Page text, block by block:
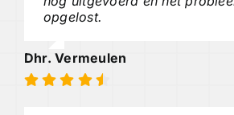
opgelost.
Dhr. Vermeulen